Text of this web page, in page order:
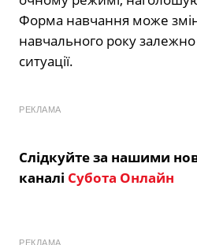
Форма навчання може
навчального року залежно
ситуації.
РЕКЛАМА
Слідкуйте за нашими
каналі Субота Онлайн
РЕКЛАМА